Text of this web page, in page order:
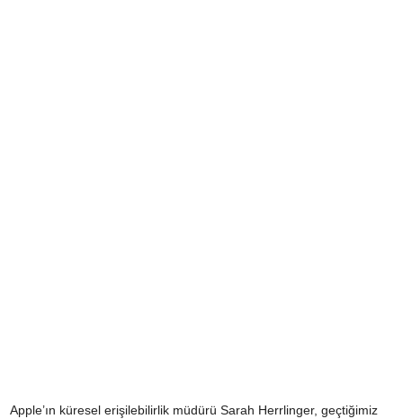
Apple’ın küresel erişilebilirlik müdürü Sarah Herrlinger, geçtiğimiz